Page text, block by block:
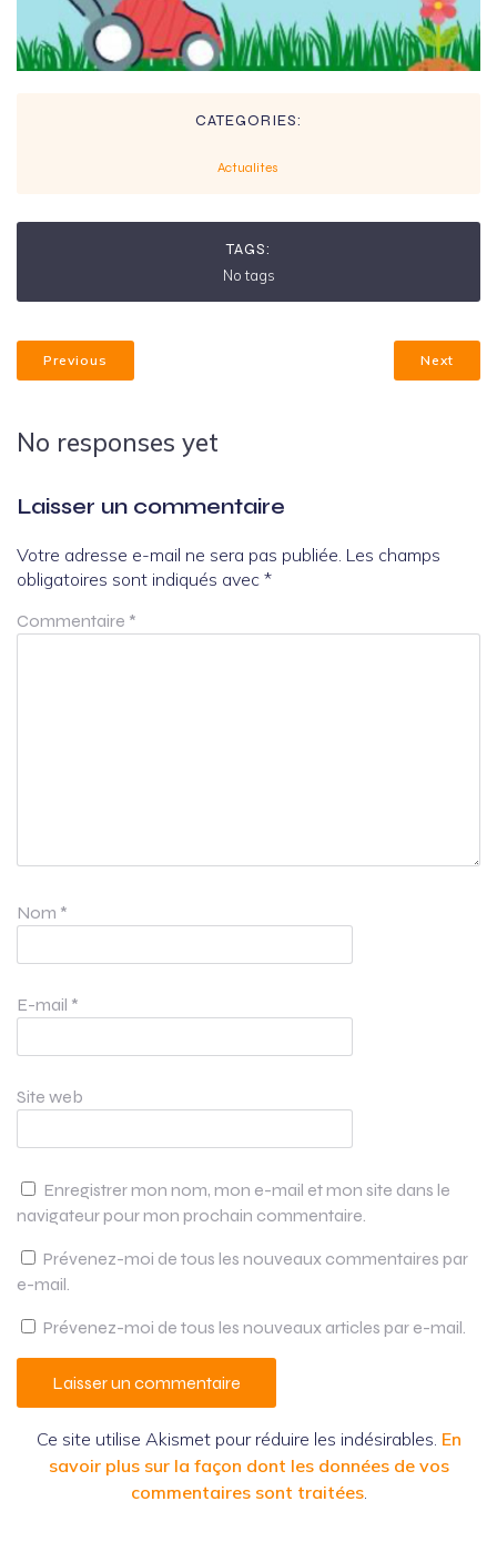
CATEGORIES:
Actualites
TAGS:
No tags
Previous Next
No responses yet
Laisser un commentaire
Votre adresse e-mail ne sera pas publiée. Les champs
obligatoires sont indiqués avec *
Commentaire *
Nom *
E-mail *
Site web
Enregistrer mon nom, mon e-mail et mon site dans le
navigateur pour mon prochain commentaire.
Prévenez-moi de tous les nouveaux commentaires par
e-mail.
Prévenez-moi de tous les nouveaux articles par e-mail.
Ce site utilise Akismet pour réduire les indésirables. En
savoir plus sur la façon dont les données de vos
commentaires sont traitées.